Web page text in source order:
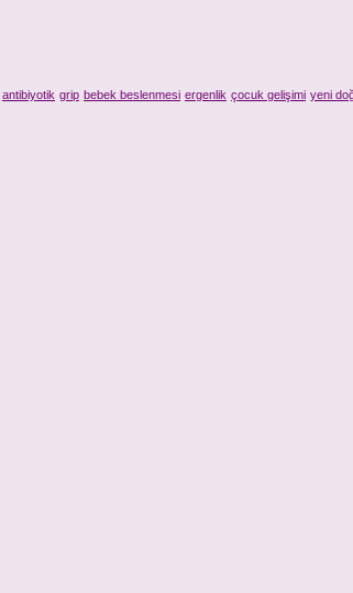
antibiyotik grip bebek beslenmesi ergenlik çocuk gelişimi yeni